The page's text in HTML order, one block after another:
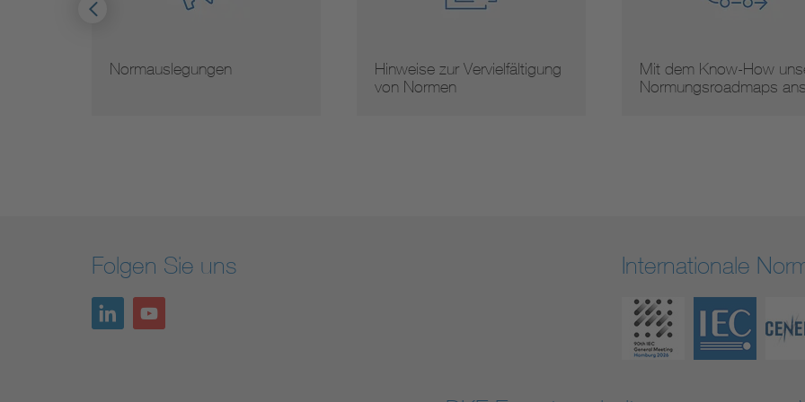
Normauslegungen
Hinweise zur Vervielfältigung
von Normen
Mit dem Know-How
Normungsroadmaps
Folgen Sie uns Internationale